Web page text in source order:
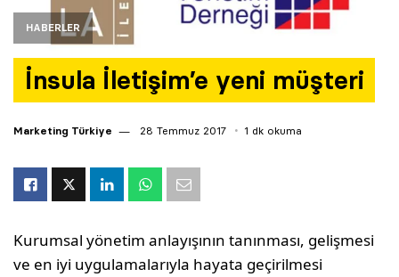
HABERLER
İnsula İletişim’e yeni müşteri
Marketing Türkiye 28 Temmuz 2017 1 dk okuma
Kurumsal yönetim anlayışının tanınması, gelişmesi
ve en iyi uygulamalarıyla hayata geçirilmesi